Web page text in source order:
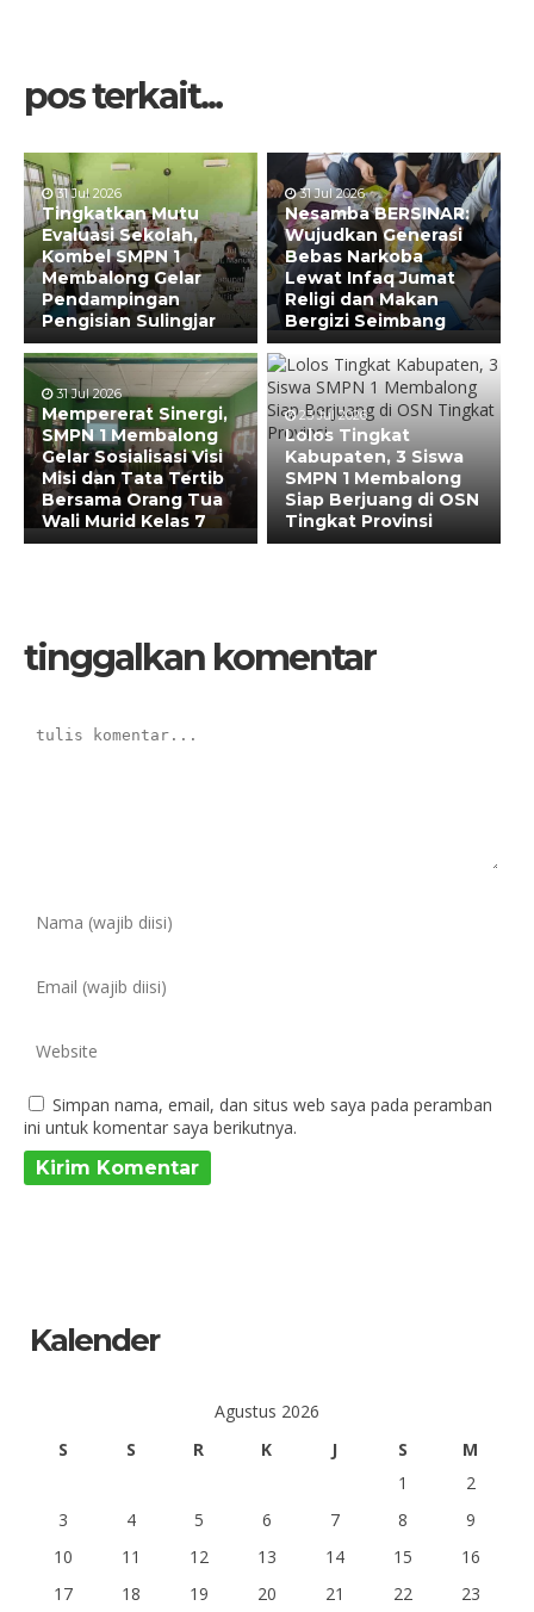
pos terkait...
31 Jul 2026
Tingkatkan Mutu
Evaluasi Sekolah,
Kombel SMPN 1
Membalong Gelar
Pendampingan
Pengisian Sulingjar
31 Jul 2026
Nesamba BERSINAR:
Wujudkan Generasi
Bebas Narkoba
Lewat Infaq Jumat
Religi dan Makan
Bergizi Seimbang
31 Jul 2026
Mempererat Sinergi,
SMPN 1 Membalong
Gelar Sosialisasi Visi
Misi dan Tata Tertib
Bersama Orang Tua
Wali Murid Kelas 7
23 Jul 2026
Lolos Tingkat
Kabupaten, 3 Siswa
SMPN 1 Membalong
Siap Berjuang di OSN
Tingkat Provinsi
tinggalkan komentar
Simpan nama, email, dan situs web saya pada peramban
ini untuk komentar saya berikutnya.
Kalender
Agustus 2026
S
S R K J S
M
1
2
3
4 5 6 7 8
9
10
11 12 13 14 15
16
17
18 19 20 21 22 23